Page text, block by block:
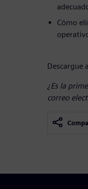
Cómo
Descargue
¿Es la
correo